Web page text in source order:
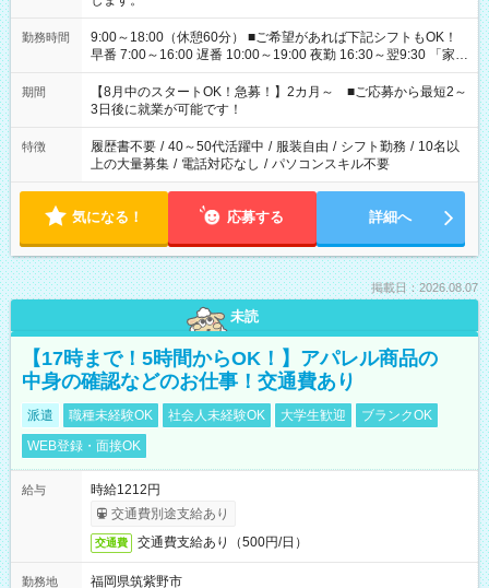
勤務時間
9:00～18:00（休憩60分） ■ご希望があれば下記シフトもOK！
早番 7:00～16:00 遅番 10:00～19:00 夜勤 16:30～翌9:30 「家族
と休みを合わせたい」 「余裕を持って夕飯の準備がしたい」
「できれば残業はしたくない」 など、ご希望を教えてください
ね。 ※Wワーク希望の方へ 今ご覧のお仕事で希望する勤務時間
と、もう1つのお仕事の勤務時間。 合計で週40時間を超える場
合は応募できません。
期間
【8月中のスタートOK！急募！】2カ月～ ■ご応募から最短2～
3日後に就業が可能です！
特徴 履歴書不要 / 40～50代活躍中 / 服装自由 / シフト勤務 / 10名以
上の大量募集 / 電話対応なし / パソコンスキル不要
気になる！ 応募する 詳細へ
掲載日：2026.08.07
未読
【17時まで！5時間からOK！】アパレル商品の
中身の確認などのお仕事！交通費あり
派遣 職種未経験OK 社会人未経験OK 大学生歓迎
ブランクOK
WEB登録・面接OK
給与
時給1212円
交通費別途支給あり
交通費 交通費支給あり（500円/日）
勤務地
福岡県筑紫野市